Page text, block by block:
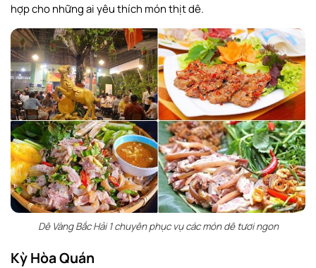
hợp cho những ai yêu thích món thịt dê.
Dê Vàng Bắc Hải 1 chuyên phục vụ các món dê tươi ngon
Kỳ Hòa Quán